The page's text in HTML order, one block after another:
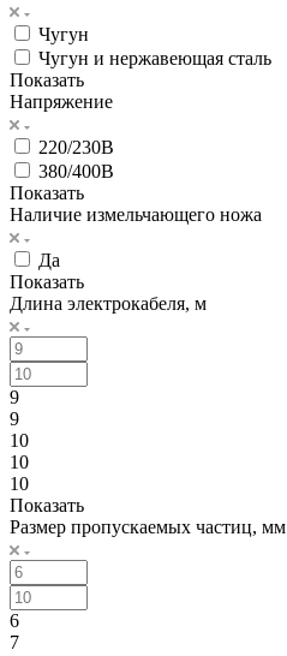
Чугун
Чугун и нержавеющая сталь
Показать
Напряжение
220/230В
380/400В
Показать
Наличие измельчающего ножа
Да
Показать
Длина электрокабеля, м
9
9
10
10
10
Показать
Размер пропускаемых частиц, мм
6
7